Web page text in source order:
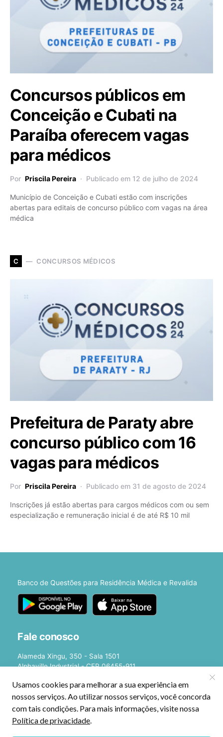
Concursos públicos em
Conceição e Cubati na
Paraíba oferecem vagas
para médicos
Por Priscila Pereira Publicado em 12 de julho de 2024
Município de Conceição e Cubati estão com inscrições
abertas para editais de concurso público com vagas na área
médica
C CONCURSOS MÉDICOS
Prefeitura de Paraty abre
concurso público com 16
vagas para médicos
Por Priscila Pereira Publicado em 31 de agosto de 2024
Inscrições já estão abertas para cargos médicos com ou sem
especialização e remuneração inicial é de até R$ 10 mil
Banco de Questões para Residência Médica e Revalida
Fale conosco
Alameda Xingu, 350 - Sala 1501
Alphaville Industrial - CEP 06455-911
E-mail:[email protected]
©2026 - Estratégia Medicina - Cursos Online para Residência Médica e